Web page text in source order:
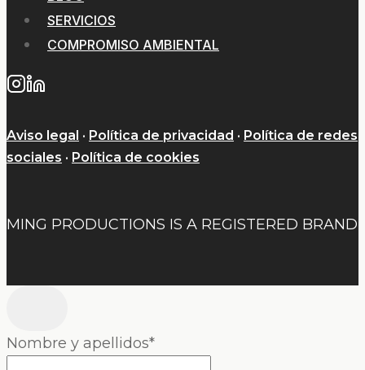
SERVICIOS
COMPROMISO AMBIENTAL
Aviso legal · Política de privacidad · Política de redes
sociales · Política de cookies
MING PRODUCTIONS IS A REGISTERED BRAND
Nombre y apellidos*